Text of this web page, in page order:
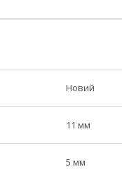
Новий
11 мм
5 мм